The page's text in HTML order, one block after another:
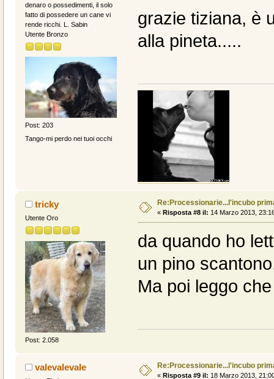
denaro o possedimenti, il solo
fatto di possedere un cane vi
rende ricchi. L. Sabin
Utente Bronzo
Post: 203
Tango-mi perdo nei tuoi occhi
grazie tiziana, è
alla pineta.....
tricky
Utente Oro
Post: 2.058
Re:Processionarie...l'incubo
« Risposta #8 il: 14 Marzo 2013,
da quando ho
un pino
Ma poi leggo
valevalevale Re:Processionarie...l'incubo
« Risposta #9 il: 18 Marzo 2013,